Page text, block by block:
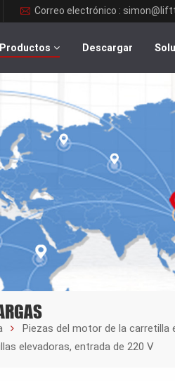
Correo electrónico :
Productos Descargar
Piezas del motor de la carretilla
elevadoras, entrada de 220 V